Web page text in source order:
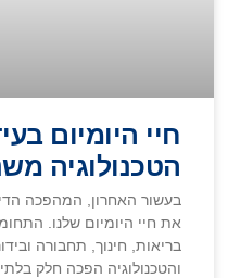
חיי היומיום
הטכנולוגיה
בעשור האחרון, המהפכה
את חיי היומיום שלנו.
בריאות, חינוך, תחבורה
והטכנולוגיה הפכה חלק